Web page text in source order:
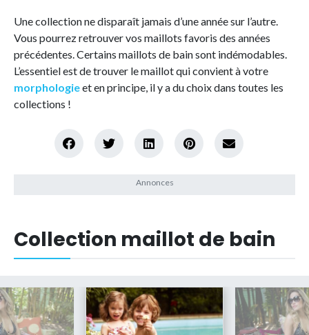
Une collection ne disparaît jamais d’une année sur l’autre.
Vous pourrez retrouver vos maillots favoris des années
précédentes. Certains maillots de bain sont indémodables.
L’essentiel est de trouver le maillot qui convient à votre
morphologieet en principe, il y a du choix dans toutes les
collections !
Collection maillot de bain